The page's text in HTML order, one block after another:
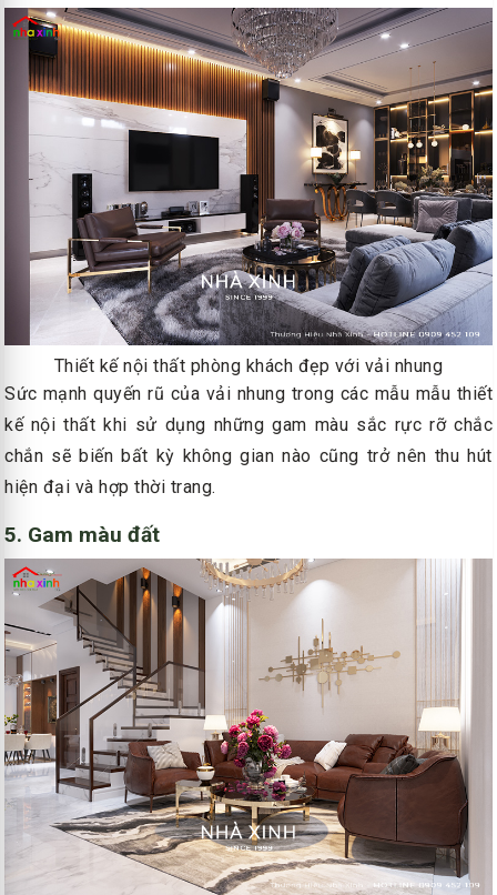
Thiết kế nội thất phòng khách đẹp với vải nhung
Sức mạnh quyến rũ của vải nhung trong các mẫu mẫu thiết
kế nội thất khi sử dụng những gam màu sắc rực rỡ chắc
chắn sẽ biến bất kỳ không gian nào cũng trở nên thu hút
hiện đại và hợp thời trang.
5. Gam màu đất